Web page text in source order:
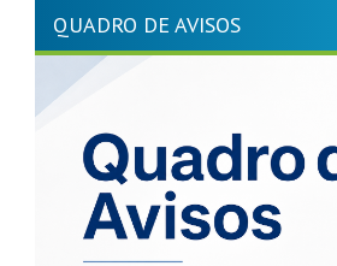
QUADRO DE AVISOS